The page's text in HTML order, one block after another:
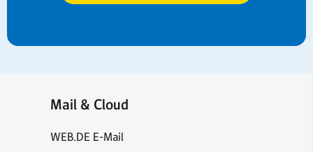
Mail & Cloud
WEB.DE E-Mail